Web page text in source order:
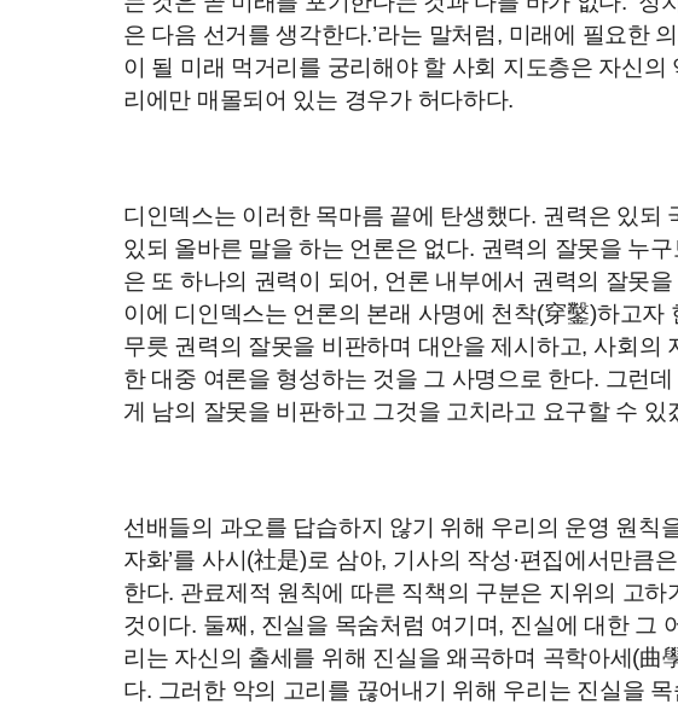
은 다음 선거를 생각한다.’라는 말처럼, 미래에 필요한
이 될 미래 먹거리를 궁리해야 할 사회 지도층은 자신
리에만 매몰되어 있는 경우가 허다하다.
디인덱스는 이러한 목마름 끝에 탄생했다. 권력은 있되
있되 올바른 말을 하는 언론은 없다. 권력의 잘못을 누
은 또 하나의 권력이 되어 , 언론 내부에서 권력의 잘못
이에 디인덱스는 언론의 본래 사명에 천착(穿鑿)하고자
무릇 권력의 잘못을 비판하며 대안을 제시하고, 사회의
한 대중 여론을 형성하는 것을 그 사명으로 한다. 그런
게 남의 잘못을 비판하고 그것을 고치라고 요구할 수 있
선배들의 과오를 답습하지 않기 위해 우리의 운영 원칙
자화’를 사시 (社是)로 삼아, 기사의 작성 ·편집에서만큼
한다. 관료제적 원칙에 따른 직책의 구분은 지위의 고
것이다. 둘째 , 진실을 목숨처럼 여기며, 진실에 대한 그
리는 자신의 출세를 위해 진실을 왜곡하며 곡학아세 (曲
다. 그러한 악의 고리를 끊어내기 위해 우리는 진실을